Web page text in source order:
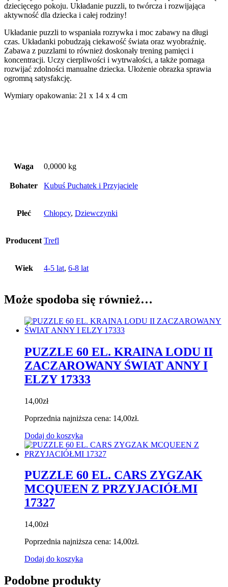
dziecięcego pokoju. Układanie puzzli, to twórcza i rozwijająca
aktywność dla dziecka i całej rodziny!
Układanie puzzli to wspaniała rozrywka i moc zabawy na długi
czas. Układanki pobudzają ciekawość świata oraz wyobraźnię.
Zabawa z puzzlami to również doskonały trening pamięci i
koncentracji. Uczy cierpliwości i wytrwałości, a także pomaga
rozwijać zdolności manualne dziecka. Ułożenie obrazka sprawia
ogromną satysfakcję.
Wymiary opakowania: 21 x 14 x 4 cm
Waga 0,0000 kg
Bohater Kubuś Puchatek i Przyjaciele
Płeć Chłopcy, Dziewczynki
Producent Trefl
Wiek 4-5 lat, 6-8 lat
Może spodoba się również…
PUZZLE 60 EL. KRAINA LODU II
ZACZAROWANY ŚWIAT ANNY I
ELZY 17333
14,00zł
Poprzednia najniższa cena: 14,00zł.
Dodaj do koszyka
PUZZLE 60 EL. CARS ZYGZAK
MCQUEEN Z PRZYJACIÓŁMI
17327
14,00zł
Poprzednia najniższa cena: 14,00zł.
Dodaj do koszyka
Podobne produkty